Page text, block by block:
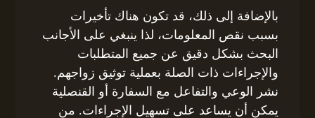
بالإضافة إلى ذلك، قد تكون هناك تأخيرات
بسبب نقص المعلومات، لذا ينبغي على الأجانب
البحث بشكل دقيق عن جميع المتطلبات
والإجراءات ذات الصلة بعملية توثيق زواجهم.
نشر الوعي والتفاعل مع السفارة أو القنصلية
يمكن أن يساعد على تسهيل الإجراءات. من